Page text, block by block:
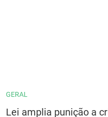
GERAL
Lei amplia punição a